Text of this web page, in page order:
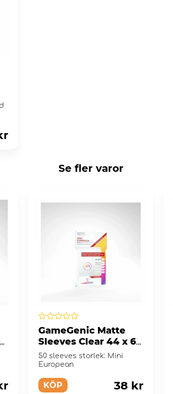
Se fler varor
GameGenic Matte
Sleeves Clear 44 x 69
mm
50 sleeves storlek: Mini
European
KÖP 38 kr